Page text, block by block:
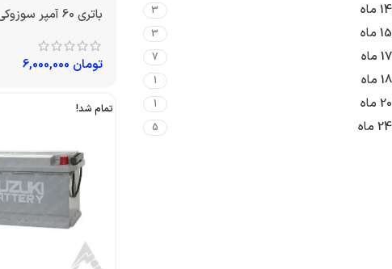
14 ماه 3
15 ماه 3
17 ماه 7
18 ماه 1
20 ماه 1
24 ماه 5
باتری 60 آمپر سوزوکی
تومان
تمام شد!